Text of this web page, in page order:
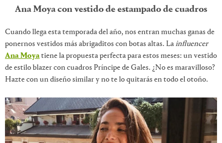
Ana Moya con vestido de estampado de cuadros
Cuando llega esta temporada del año, nos entran muchas ganas de
ponernos vestidos más abrigaditos con botas altas. Lainfluencer
Ana Moyatiene la propuesta perfecta para estos meses: un vestido
de estilo blazer con cuadros Príncipe de Gales. ¿No es maravilloso?
Hazte con un diseño similar y no te lo quitarás en todo el otoño.